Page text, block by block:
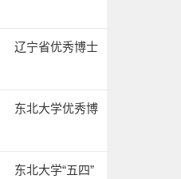
辽宁省优秀博士
东北大学优秀博
东北大学“五四”